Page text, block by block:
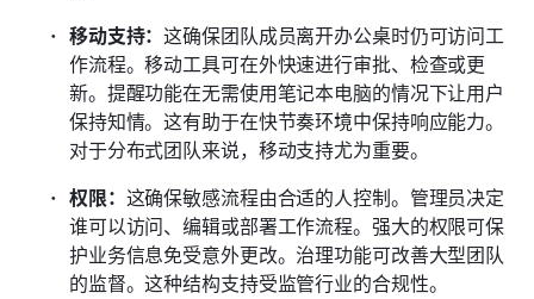
移动支持：这确保团队成员离开办公桌时仍可访问工
作流程。移动工具可在外快速进行审批、检查或更
新。提醒功能在无需使用笔记本电脑的情况下让用户
保持知情。这有助于在快节奏环境中保持响应能力。
对于分布式团队来说，移动支持尤为重要。
权限： 这确保敏感流程由合适的人控制。管理员决定
谁可以访问、编辑或部署工作流程。强大的权限可保
护业务信息免受意外更改。治理功能可改善大型团队
的监督。这种结构支持受监管行业的合规性。